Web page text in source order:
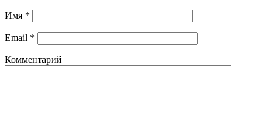
Имя *
Email *
Комментарий